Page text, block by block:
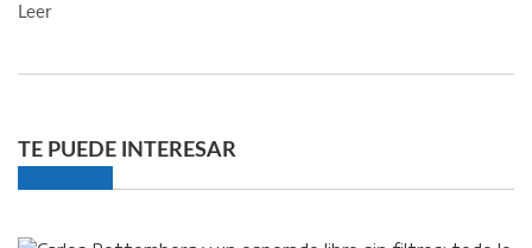
Leer
TE PUEDE INTERESAR